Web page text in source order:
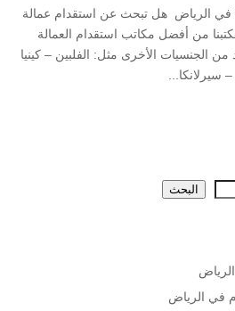
في الرياض هل تبحث عن استقدام عمالة
من أفضل مكاتب استقدام العمالة
من الجنسيات الأخرى مثل: الفلبين – كينيا
سيرلانكا...
البحث
في الرياض